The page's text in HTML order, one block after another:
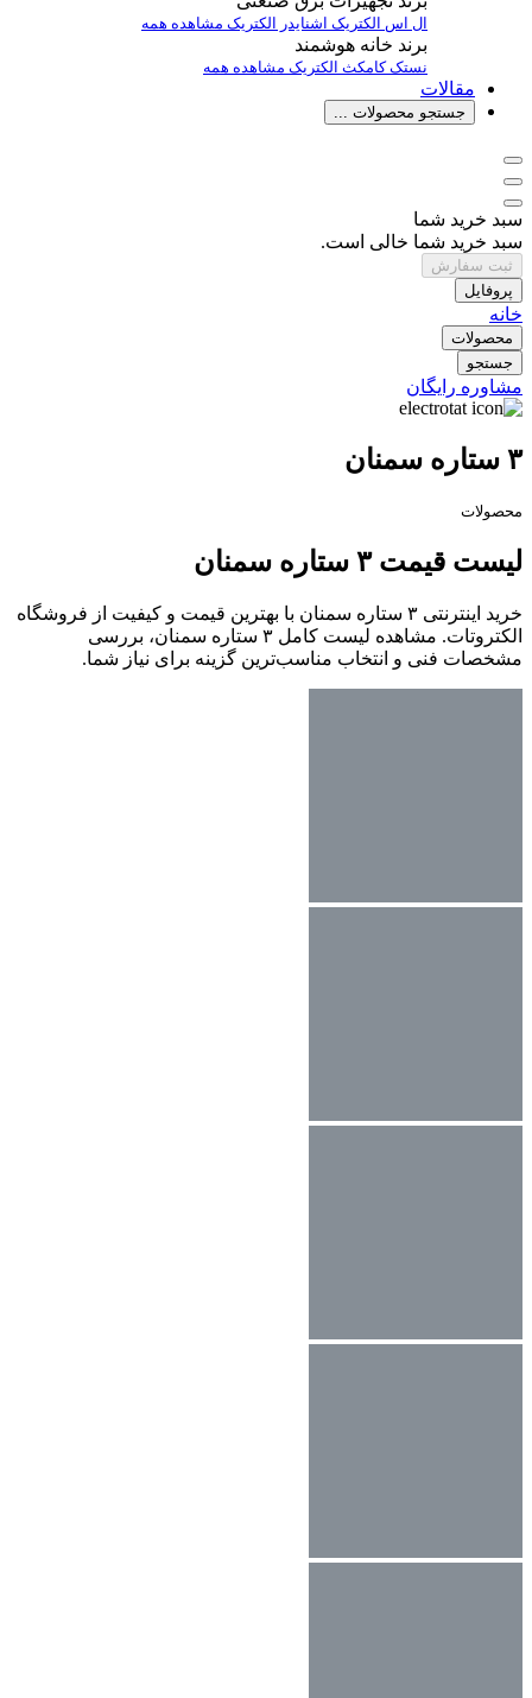
ال اس الکتریک اشنایدر الکتریک مشاهده همه
برند خانه هوشمند
نستککامکث الکتریک مشاهده همه
مقالات
جستجو محصولات ...
سبد خرید شما
سبد خرید شما خالی است.
ثبت سفارش
پروفایل
خانه
محصولات
جستجو
مشاوره رایگان
۳ ستاره سمنان
محصولات
لیست قیمت ۳ ستاره سمنان
خرید اینترنتی ۳ ستاره سمنان با بهترین قیمت و کیفیت از فروشگاه
الکتروتات. مشاهده لیست کامل ۳ ستاره سمنان، بررسی
مشخصات فنی و انتخاب مناسب‌ترین گزینه برای نیاز شما.